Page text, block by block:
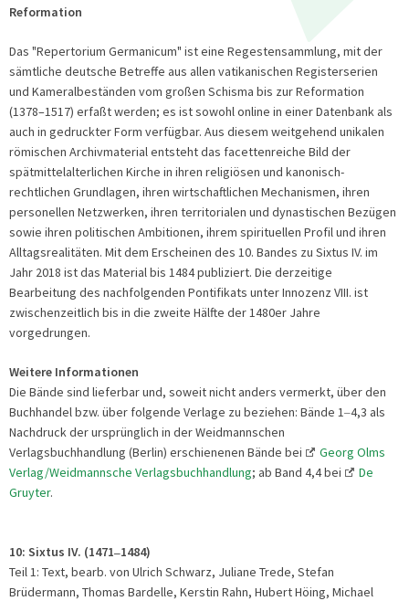
Reformation
Das "Repertorium Germanicum" ist eine Regestensammlung, mit der
sämtliche deutsche Betreffe aus allen vatikanischen Registerserien
und Kameralbeständen vom großen Schisma bis zur Reformation
(1378–1517) erfaßt werden; es ist sowohl online in einer Datenbank als
auch in gedruckter Form verfügbar. Aus diesem weitgehend unikalen
römischen Archivmaterial entsteht das facettenreiche Bild der
spätmittelalterlichen Kirche in ihren religiösen und kanonisch-
rechtlichen Grundlagen, ihren wirtschaftlichen Mechanismen, ihren
personellen Netzwerken, ihren territorialen und dynastischen Bezügen
sowie ihren politischen Ambitionen, ihrem spirituellen Profil und ihren
Alltagsrealitäten. Mit dem Erscheinen des 10. Bandes zu Sixtus IV. im
Jahr 2018 ist das Material bis 1484 publiziert. Die derzeitige
Bearbeitung des nachfolgenden Pontifikats unter Innozenz VIII. ist
zwischenzeitlich bis in die zweite Hälfte der 1480er Jahre
vorgedrungen.
Weitere Informationen
Die Bände sind lieferbar und, soweit nicht anders vermerkt, über den
Buchhandel bzw. über folgende Verlage zu beziehen: Bände 1–4,3 als
Nachdruck der ursprünglich in der Weidmannschen
Verlagsbuchhandlung (Berlin) erschienenen Bände bei
Georg Olms
Verlag/Weidmannsche Verlagsbuchhandlung; ab Band 4,4 bei
De
Gruyter.
10: Sixtus IV. (1471–1484)
Teil 1: Text, bearb. von Ulrich Schwarz, Juliane Trede, Stefan
Brüdermann, Thomas Bardelle, Kerstin Rahn, Hubert Höing, Michael